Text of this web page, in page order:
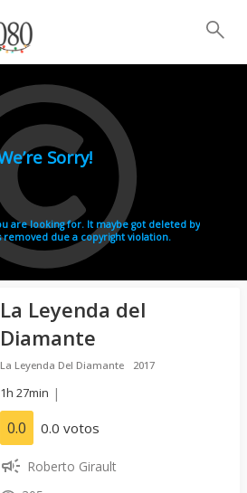
La Leyenda del
Diamante
La Leyenda Del Diamante 2017
1h 27min |
0.0 0.0 votos
Roberto Girault